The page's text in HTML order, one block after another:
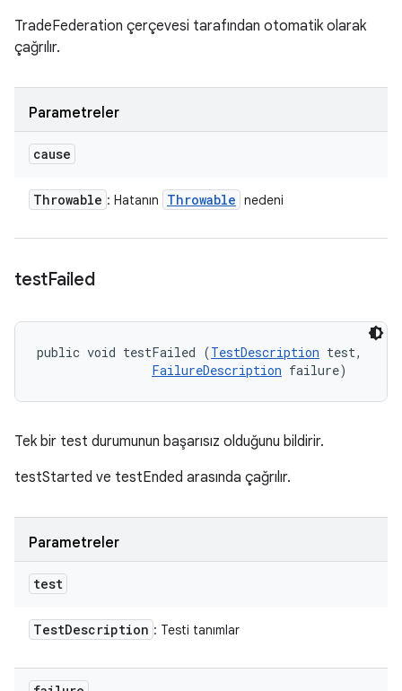
TradeFederation çerçevesi tarafından otomatik olarak
çağrılır.
Parametreler
cause
Throwable : Hatanın Throwable nedeni
testFailed
public void testFailed (TestDescription test,
FailureDescription failure)
Tek bir test durumunun başarısız olduğunu bildirir.
testStarted ve testEnded arasında çağrılır.
Parametreler
test
TestDescription : Testi tanımlar